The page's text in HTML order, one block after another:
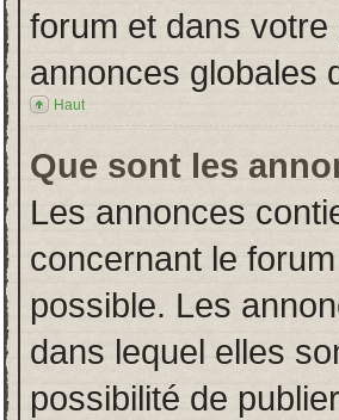
forum et dans votre
annonces globales
Haut
Que sont les
Les annonces
concernant le
possible. Les
dans lequel elles
possibilité de